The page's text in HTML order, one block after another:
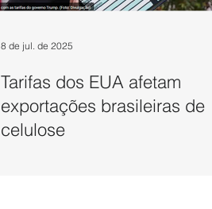
Tarifas dos EUA afetam
exportações brasileiras de
celulose
8 de jul. de 2025